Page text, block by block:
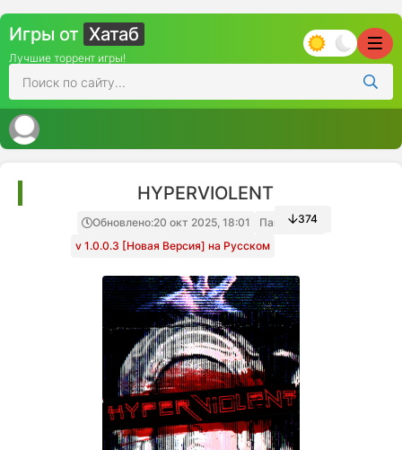
Игры от Хатаб
Лучшие торрент игры!
HYPERVIOLENT
Обновлено:20 окт 2025, 18:01
Папка игры
v 1.0.0.3 [Новая Версия] на Русском
374